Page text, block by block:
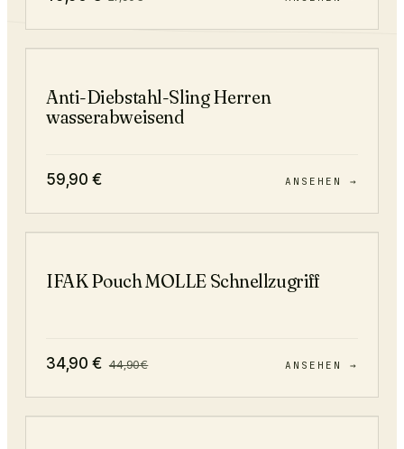
Anti-Diebstahl-Sling Herren
wasserabweisend
59,90 € ANSEHEN →
IFAK Pouch MOLLE Schnellzugriff
34,90 € 44,90€ ANSEHEN →